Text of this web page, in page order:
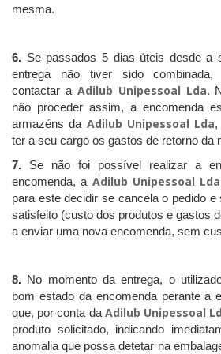
mesma.
6. Se passados 5 dias úteis desde a
entrega não tiver sido
contactar a Adilub Unipessoal Lda.
não proceder assim, a encomenda
armazéns da Adilub Unipessoal Lda,
ter a seu cargo os gastos de retorno da
7. Se não foi possível realizar a
encomenda, a Adilub Unipessoal Lda
para este decidir se cancela o pedido
satisfeito (custo dos produtos e gastos
a enviar uma nova encomenda, sem
8. No momento da entrega, o
bom estado da encomenda perante a
que, por conta da Adilub Unipessoal
produto solicitado, indicando
anomalia que possa detetar na